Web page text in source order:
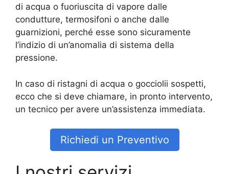
di acqua o fuoriuscita di vapore dalle
condutture, termosifoni o anche dalle
guarnizioni, perché esse sono sicuramente
l’indizio di un’anomalia di sistema della
pressione.
In caso di ristagni di acqua o gocciolii sospetti,
ecco che si deve chiamare, in pronto intervento,
un tecnico per avere un’assistenza immediata.
Richiedi un Preventivo